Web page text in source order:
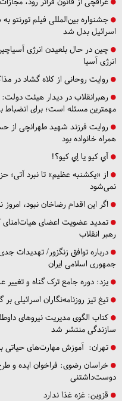
جشنواره بین‌المللی فیلم تورنتو
اسرائیل بدل شد
چین در حال بلعیدن انرژی
انرژی آسیا
روایت روحانی از کلاه گشاد در
رهبرانقلاب در دیدار هیئت
مهمترین مسئله است؛ برای انضباط
روایت فرزند شهید طهرانچی از
همراه خانواده بود
آي كيو يا اِي كيو؟!
از «یکشنبه عظیم» تا نبرد آتی؛
نمی‌شود
اگر این اقدام رضاخان نبود، امروز
تمدید عضویت اعضای هیات‌امنای
رهبر انقلاب
درباره توافق زنگزور/ تهدیدات
جمهوری اسلامی ایران
یزد: دوره جامع ترک گناه و تغییر
تیغ تیز روزنامه‌نگاران اسرائیلی بر
کتاب الگوی مدیریت نیروهای
سازندگی منتشر شد
تهران: آموزش مهارت‌های حیاتی
خراسان رضوی: فراخوان ایده و
دوست‌داشتنی
قزوین: غزه غذا ندارد